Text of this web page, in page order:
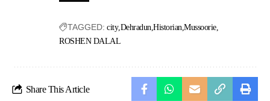
TAGGED: city Dehradun Historian Mussoorie
ROSHEN DALAL
Share This Article